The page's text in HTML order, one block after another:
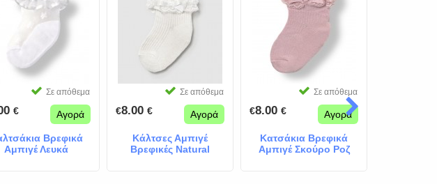
Σε απόθεμα
€ Αγορά
Βρεφικά
Αμπιγέ Λευκά
Σε απόθεμα
€8.00 € Αγορά
Κάλτσες Αμπιγέ
Βρεφικές Natural
Σε απόθεμα
€8.00 € Αγορά
Κατσάκια Βρεφικά
Αμπιγέ Σκούρο Ροζ